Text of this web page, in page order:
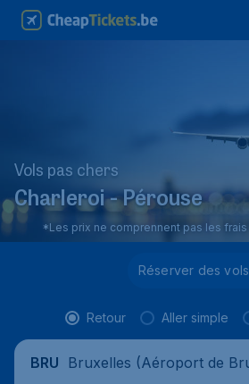
Vols pas chers
Charleroi - Pérouse
*Les prix ne comprennent pas les frais
Réserver des vols
Retour Aller simple
BRU Bruxelles (Aéroport de